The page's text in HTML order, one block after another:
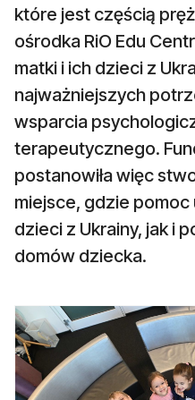
które jest częścią
ośrodka RiO Edu
matki i ich dzieci z
najważniejszych
wsparcia
terapeutycznego.
postanowiła więc
miejsce, gdzie
dzieci z Ukrainy, jak i
domów dziecka.